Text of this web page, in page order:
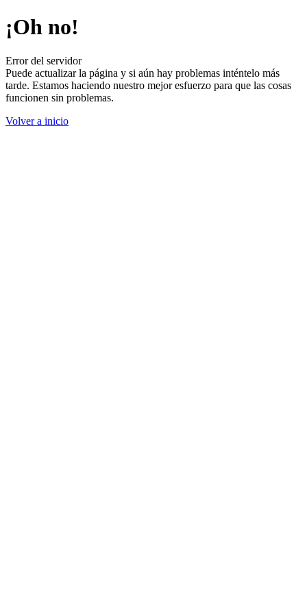
¡Oh no!
Error del servidor
Puede actualizar la página y si aún hay problemas inténtelo más
tarde. Estamos haciendo nuestro mejor esfuerzo para que las cosas
funcionen sin problemas.
Volver a inicio